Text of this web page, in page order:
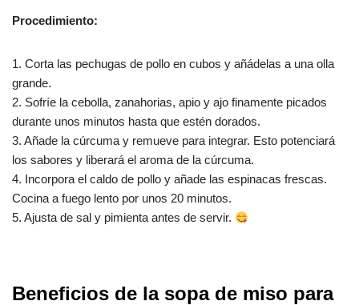
Procedimiento:
1. Corta las pechugas de pollo en cubos y añádelas a una olla
grande.
2. Sofríe la cebolla, zanahorias, apio y ajo finamente picados
durante unos minutos hasta que estén dorados.
3. Añade la cúrcuma y remueve para integrar. Esto potenciará
los sabores y liberará el aroma de la cúrcuma.
4. Incorpora el caldo de pollo y añade las espinacas frescas.
Cocina a fuego lento por unos 20 minutos.
5. Ajusta de sal y pimienta antes de servir.
Beneficios de la sopa de miso para